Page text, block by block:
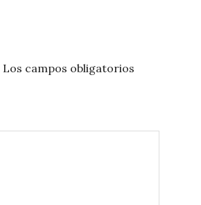
Los campos obligatorios